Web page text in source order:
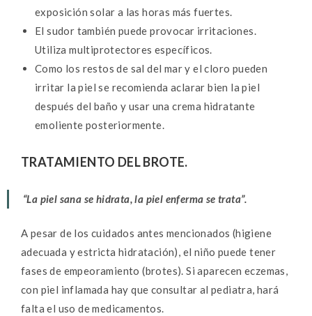
exposición solar a las horas más fuertes.
El sudor también puede provocar irritaciones.
Utiliza multiprotectores específicos.
Como los restos de sal del mar y el cloro pueden
irritar la piel se recomienda aclarar bien la piel
después del baño y usar una crema hidratante
emoliente posteriormente.
TRATAMIENTO DEL BROTE.
“La piel sana se hidrata, la piel enferma se trata”.
A pesar de los cuidados antes mencionados (higiene
adecuada y estricta hidratación), el niño puede tener
fases de empeoramiento (brotes). Si aparecen eczemas,
con piel inflamada hay que consultar al pediatra, hará
falta el uso de medicamentos.